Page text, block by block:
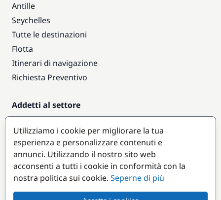
Antille
Seychelles
Tutte le destinazioni
Flotta
Itinerari di navigazione
Richiesta Preventivo
Addetti al settore
Accesso armatori
Diventare partner
Destinazioni popolari
Utilizziamo i cookie per migliorare la tua
esperienza e personalizzare contenuti e
annunci. Utilizzando il nostro sito web
acconsenti a tutti i cookie in conformità con la
nostra politica sui cookie. Seperne di più